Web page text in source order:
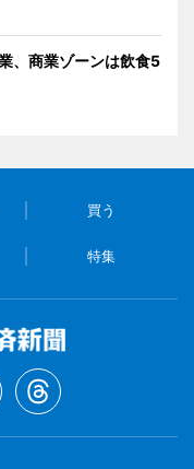
、商業ゾーンは飲食5
買う
特集